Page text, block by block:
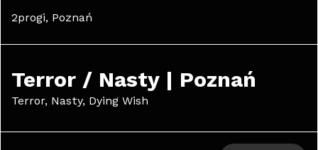
2progi, Poznań
Terror / Nasty | Poznań
Terror, Nasty, Dying Wish